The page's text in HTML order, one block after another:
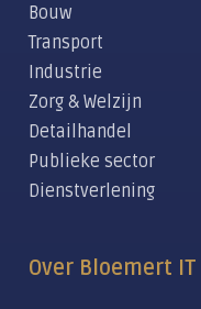
Bouw
Transport
Industrie
Zorg & Welzijn
Detailhandel
Publieke sector
Dienstverlening
Over Bloemert IT